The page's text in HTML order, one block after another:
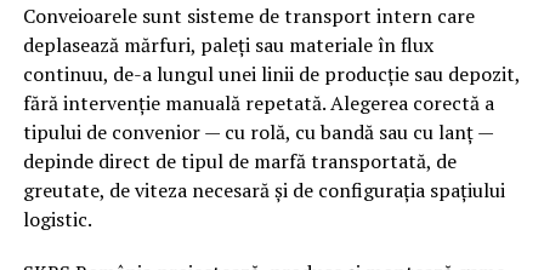
De ce contează integrarea
capacităților pe un singur
amplasament
Continuitate a fluxului de producție— piesa nu
părăsește amplasamentul între etape, ceea ce
Conveioarele sunt sisteme de transport intern care
deplasează mărfuri, paleți sau materiale în flux
continuu, de-a lungul unei linii de producție sau depozit,
fără intervenție manuală repetată. Alegerea corectă a
tipului de convenior — cu rolă, cu bandă sau cu lanț —
depinde direct de tipul de marfă transportată, de
greutate, de viteza necesară și de configurația spațiului
logistic.